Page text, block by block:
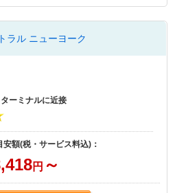
ラル ニューヨーク
ーミナルに近接
額(税・サービス料込)：
円 ～